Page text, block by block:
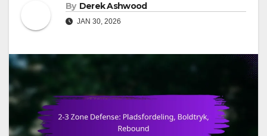
By Derek Ashwood
JAN 30, 2026